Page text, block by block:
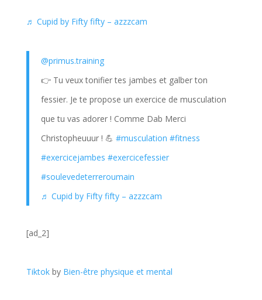
♬ Cupid by Fifty fifty – azzzcam
@primus.training
👉 Tu veux tonifier tes jambes et galber ton
fessier. Je te propose un exercice de musculation
que tu vas adorer ! Comme Dab Merci
Christopheuuur ! 💪 #musculation #fitness
#exercicejambes #exercicefessier
#soulevedeterreroumain
♬ Cupid by Fifty fifty – azzzcam
[ad_2]
Tiktok by Bien-être physique et mental